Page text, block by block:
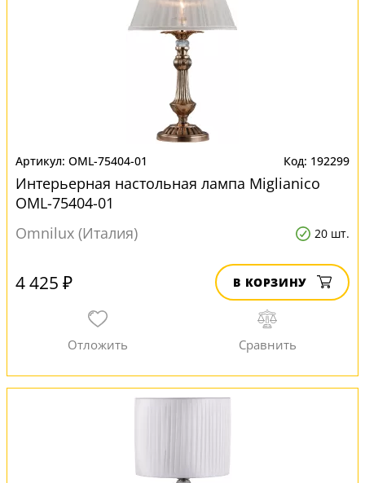
OML-75404-01 192299
Интерьерная настольная лампа Miglianico
OML-75404-01
Omnilux (Италия)
20 шт.
4 425 ₽ В КОРЗИНУ